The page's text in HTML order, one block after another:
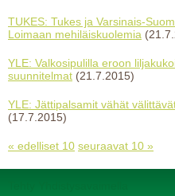
TUKES: Tukes ja Varsinais-
Loimaan mehiläiskuolemia
YLE: Valkosipulilla eroon
suunnitelmat (21.7.2015)
YLE: Jättipalsamit vähät
(17.7.2015)
« edelliset 10 seuraavat 10 »